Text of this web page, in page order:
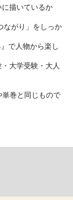
描いているか
ながり」をしっか
で人物から楽し
大学受験・大人
巻と同じもので